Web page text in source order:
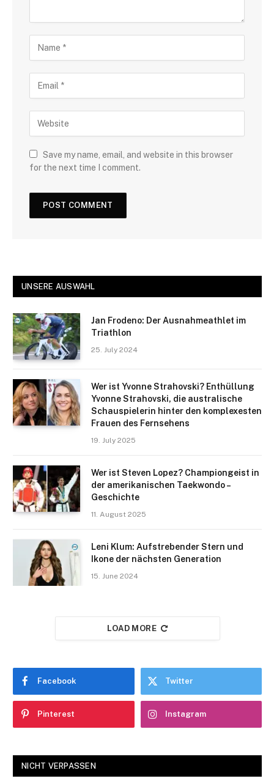
Save my name, email, and website in this browser
for the next time I comment.
UNSERE AUSWAHL
Jan Frodeno: Der Ausnahmeathlet im
Triathlon
25. July 2024
Wer ist Yvonne Strahovski? Enthüllung
Yvonne Strahovski, die australische
Schauspielerin hinter den komplexesten
Frauen des Fernsehens
19. July 2025
Wer ist Steven Lopez? Championgeist in
der amerikanischen Taekwondo –
Geschichte
11. August 2025
Leni Klum: Aufstrebender Stern und
Ikone der nächsten Generation
15. June 2024
LOAD MORE
Facebook Twitter
Pinterest Instagram
NICHT VERPASSEN